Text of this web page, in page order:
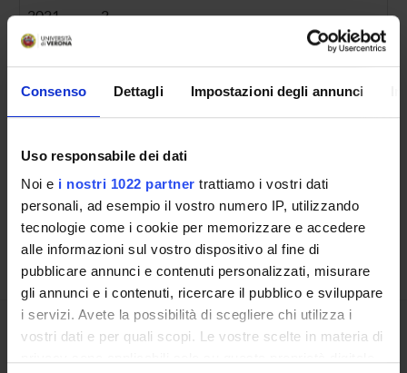
Consenso Dettagli Impostazioni degli annunci
Uso responsabile dei dati
Noi e i nostri 1022 partner trattiamo i vostri dati
personali, ad esempio il vostro numero IP, utilizzando
tecnologie come i cookie per memorizzare e accedere
alle informazioni sul vostro dispositivo al fine di
pubblicare annunci e contenuti personalizzati, misurare
gli annunci e i contenuti, ricercare il pubblico e sviluppare
i servizi. Avete la possibilità di scegliere chi utilizza i
vostri dati e per quali scopi. Le vostre scelte in materia di
2021 2
Contatti
Luoghi
Calendario
Condividi